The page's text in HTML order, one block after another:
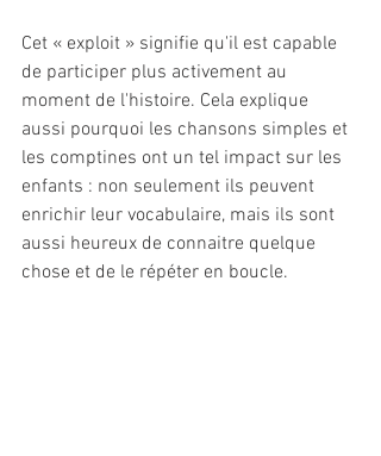
Cet « exploit » signifie qu'il est capable
de participer plus activement au
moment de l'histoire. Cela explique
aussi pourquoi les chansons simples et
les comptines ont un tel impact sur les
enfants : non seulement ils peuvent
enrichir leur vocabulaire, mais ils sont
aussi heureux de connaitre quelque
chose et de le répéter en boucle.